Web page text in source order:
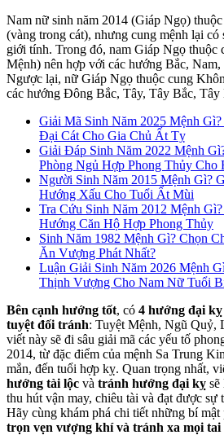
Nam nữ sinh năm 2014 (Giáp Ngọ)
(vàng trong cát), nhưng cung mệnh lại có
giới tính. Trong đó, nam Giáp Ngọ
Mệnh) nên hợp với các hướng Bắc,
Ngược lại, nữ Giáp Ngọ thuộc cung
các hướng Đông Bắc, Tây, Tây Bắc, Tây
Giải Mã Sinh Năm 2025 Mệnh
Đại Cát Cho Gia Chủ Ất Tỵ
Giải Đáp Sinh Năm 2022 Mệnh
Phòng Ngủ Hợp Phong Thủy Cho
Người Sinh Năm 2015 Mệnh Gì?
Hướng Xấu Cho Tuổi Ất Mùi
Tra Cứu Sinh Năm 2012 Mệnh
Hướng Căn Hộ Hợp Phong Thủy
Sinh Năm 1982 Mệnh Gì? Chọn
Ăn Vượng Phát Nhất?
Luận Giải Sinh Năm 2026 Mệnh
Thịnh Vượng Cho Nam Nữ Tuổi
Bên cạnh hướng tốt, có 4 hướng đại
tuyệt đối tránh: Tuyệt Mệnh, Ngũ Quỷ,
viết này sẽ đi sâu giải mã các yếu tố
2014, từ đặc điểm của mệnh Sa Trung
mắn, đến tuổi hợp kỵ. Quan trọng nhất,
hướng tài lộc và tránh hướng đại kỵ sẽ
thu hút vận may, chiêu tài và đạt được
Hãy cùng khám phá chi tiết những bí mật
trọn vẹn vượng khí và tránh xa mọi tai